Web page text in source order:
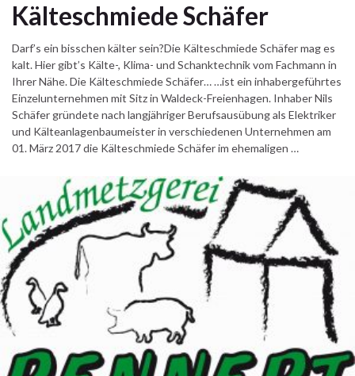
Kälteschmiede Schäfer
Darf’s ein bisschen kälter sein?Die Kälteschmiede Schäfer mag es
kalt. Hier gibt’s Kälte-, Klima- und Schanktechnik vom Fachmann in
Ihrer Nähe. Die Kälteschmiede Schäfer… …ist ein inhabergeführtes
Einzelunternehmen mit Sitz in Waldeck-Freienhagen. Inhaber Nils
Schäfer gründete nach langjähriger Berufsausübung als Elektriker
und Kälteanlagenbaumeister in verschiedenen Unternehmen am
01. März 2017 die Kälteschmiede Schäfer im ehemaligen …